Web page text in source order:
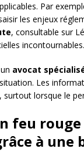
Par
les enjeux
, consultable sur
incontournables.
avocat
Les
surtout lorsque le
feu
à une